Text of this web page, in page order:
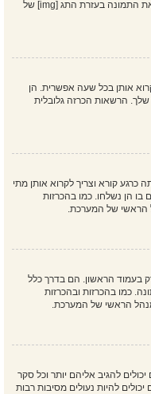
yahoo, אתרים המוגנים בססמה, וכד'. כדי להציג את התמונה בעזרת התג [img] של
אותן בכל שעה אפשרית. הן
הרשאות הכרזה גלובלית
כרגע קורא וצריך לקרוא אותן מתי
בו הן נשלחו. כמו בהכרזות
הראשי של המערכת.
בעמוד הראשון. הם בדרך כלל
כמו בהכרזות ובהכרזות
הראשי של המערכת.
להגיב אליהם יותר וכל סקר
להיות נעולים מסיבות רבות